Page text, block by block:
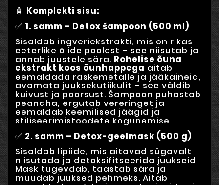
🧴 Komplekti sisu:
✅ 1. samm – Detox šampoon (500 ml)
Sisaldab ingveriekstrakti, mis on rikas
eeterlike õlide poolest – see niisutab ja
annab juustele sära. Rohelise õuna
ekstrakt koos õunhappega aitab
eemaldada raskemetalle ja jääkaineid,
avamata juuksekutiikulit – see väldib
kuivust ja poorsust. Šampoon puhastab
peanaha, ergutab vereringet ja
eemaldab keemilised jäägid ja
stiliseerimistoodete kogunemise.
✅ 2. samm – Detox-geelmask (500 g)
Sisaldab lipiide, mis aitavad sügavalt
niisutada ja detoksifitseerida juukseid.
Mask tugevdab, taastab sära ja
muudab juuksed pehmeks. Aitab